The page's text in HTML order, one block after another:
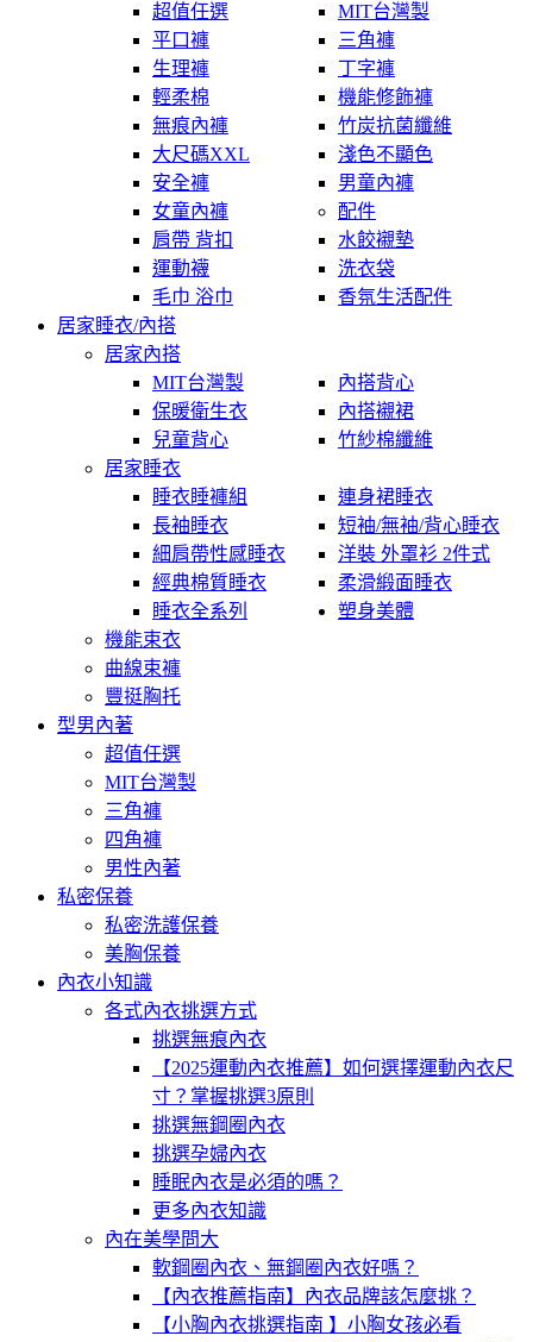
超值任選
MIT台灣製
平口褲
三角褲
生理褲
丁字褲
輕柔棉
機能修飾褲
無痕內褲
竹炭抗菌纖維
大尺碼XXL
淺色不顯色
安全褲
男童內褲
女童內褲
配件
肩帶 背扣
水餃襯墊
運動襪
洗衣袋
毛巾 浴巾
香氛生活配件
居家睡衣/內搭
居家內搭
MIT台灣製
內搭背心
保暖衛生衣
內搭襯裙
兒童背心
竹紗棉纖維
居家睡衣
睡衣睡褲組
連身裙睡衣
長袖睡衣
短袖/無袖/背心睡衣
細肩帶性感睡衣
洋裝 外罩衫 2件式
經典棉質睡衣
柔滑緞面睡衣
睡衣全系列
塑身美體
機能束衣
曲線束褲
豐挺胸托
型男內著
超值任選
MIT台灣製
三角褲
四角褲
男性內著
私密保養
私密洗護保養
美胸保養
內衣小知識
各式內衣挑選方式
挑選無痕內衣
【2025運動內衣推薦】如何選擇運動內衣尺
寸？掌握挑選3原則
挑選無鋼圈內衣
挑選孕婦內衣
睡眠內衣是必須的嗎？
更多內衣知識
內在美學問大
軟鋼圈內衣、無鋼圈內衣好嗎？
【內衣推薦指南】內衣品牌該怎麼挑？
【小胸內衣挑選指南 】小胸女孩必看